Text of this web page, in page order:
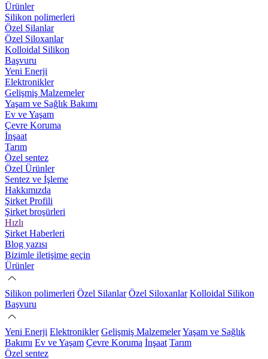
Ürünler
Silikon polimerleri
Özel Silanlar
Özel Siloxanlar
Kolloidal Silikon
Başvuru
Yeni Enerji
Elektronikler
Gelişmiş Malzemeler
Yaşam ve Sağlık Bakımı
Ev ve Yaşam
Çevre Koruma
İnşaat
Tarım
Özel sentez
Özel Ürünler
Sentez ve İşleme
Hakkımızda
Şirket Profili
Şirket broşürleri
Hızlı
Şirket Haberleri
Blog yazısı
Bizimle iletişime geçin
Ürünler
Silikon polimerleri Özel Silanlar Özel Siloxanlar Kolloidal Silikon
Başvuru
Yeni Enerji Elektronikler Gelişmiş MalzemelerYaşam ve Sağlık
Bakımı Ev ve Yaşam Çevre Koruma İnşaat Tarım
Özel sentez